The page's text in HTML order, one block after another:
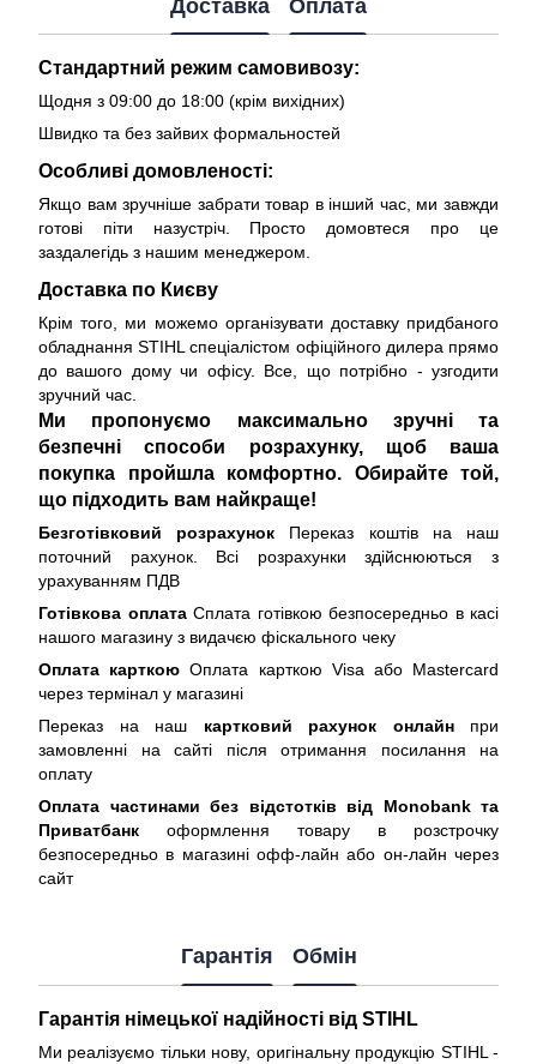
Доставка Оплата
Стандартний режим самовивозу:
Щодня з 09:00 до 18:00 (крім вихідних)
Швидко та без зайвих формальностей
Особливі домовленості:
Якщо вам зручніше забрати товар в інший час, ми завжди
готові піти назустріч. Просто домовтеся про це
заздалегідь з нашим менеджером.
Доставка по Києву
Крім того, ми можемо організувати доставку придбаного
обладнання STIHL спеціалістом офіційного дилера прямо
до вашого дому чи офісу. Все, що потрібно - узгодити
зручний час.
Ми пропонуємо максимально зручні та
безпечні способи розрахунку, щоб ваша
покупка пройшла комфортно. Обирайте той,
що підходить вам найкраще!
Безготівковий розрахунок Переказ коштів на наш
поточний рахунок. Всі розрахунки здійснюються з
урахуванням ПДВ
Готівкова оплатаСплата готівкою безпосередньо в касі
нашого магазину з видачєю фіскального чеку
Оплата карткою Оплата карткою Visa або Mastercard
через термінал у магазині
Переказ на наш картковий рахунок онлайнпри
замовленні на сайті після отримання посилання на
оплату
Оплата частинами без відстотків від Monobank та
Приватбанк оформлення товару в розстрочку
безпосередньо в магазині офф-лайн або он-лайн через
сайт
Гарантія Обмін
Гарантія німецької надійності від STIHL
Ми реалізуємо тільки нову, оригінальну продукцію STIHL -